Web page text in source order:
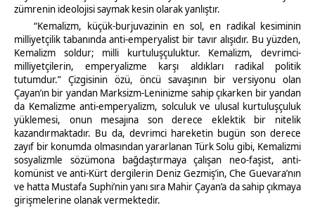
zümrenin ideolojisi saymak kesin olarak yanlıştır.
“Kemalizm, küçük-burjuvazinin en sol, en radikal kesiminin
milliyetçilik tabanında anti-emperyalist bir tavır alışıdır. Bu yüzden,
Kemalizm soldur; milli kurtuluşçuluktur. Kemalizm, devrimci-
milliyetçilerin, emperyalizme karşı aldıkları radikal politik
tutumdur.” Çizgisinin özü, öncü savaşının bir versiyonu olan
Çayan’ın bir yandan Marksizm-Leninizme sahip çıkarken bir yandan
da Kemalizme anti-emperyalizm, solculuk ve ulusal kurtuluşçuluk
yüklemesi, onun mesajına son derece eklektik bir nitelik
kazandırmaktadır. Bu da, devrimci hareketin bugün son derece
zayıf bir konumda olmasından yararlanan Türk Solu gibi, Kemalizmi
sosyalizmle sözümona bağdaştırmaya çalışan neo-faşist, anti-
komünist ve anti-Kürt dergilerin Deniz Gezmiş’in, Che Guevara’nın
ve hatta Mustafa Suphi’nin yanı sıra Mahir Çayan’a da sahip çıkmaya
girişmelerine olanak vermektedir.